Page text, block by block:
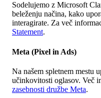
Sodelujemo z Microsoft
beleženju načina, kako
interagirate. Za več
Statement.
Meta (Pixel in Ads)
Na našem spletnem mestu
učinkovitosti oglasov. Več
zasebnosti družbe Meta.